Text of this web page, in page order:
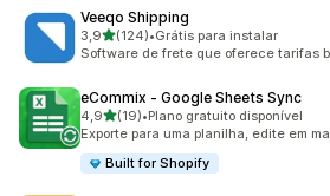
Veeqo Shipping
3,9de 5 estrelas
(124)
124 avaliações ao todo
•Grátis para instalar
Software de frete que oferece tarifas
eCommix ‑ Google Sheets Sync
4,9de 5 estrelas
(19)
19 avaliações ao todo
•Plano gratuito disponível
Exporte para uma planilha, edite em
Built for Shopify